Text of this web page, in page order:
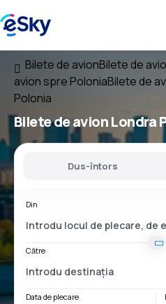
Bilete de avionBilete de
avion spre PoloniaBilete de
Polonia
Bilete de avionLondra
Dus-întors
Din
Către
Data de plecare